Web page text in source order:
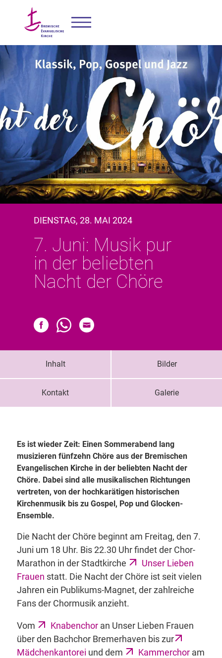
DIENSTAG, 28. MAI 2024
7. Juni: Musik pur
in der beliebten
Nacht der Chöre
Inhalt Bilder
Kontakt Galerie
Es ist wieder Zeit: Einen Sommerabend lang
musizieren fünfzehn Chöre aus der Bremischen
Evangelischen Kirche in der beliebten Nacht der
Chöre. Dabei sind alle musikalischen Richtungen
vertreten, von der hochkarätigen historischen
Kirchenmusik bis zu Gospel, Pop und Glocken-
Ensemble.
Die Nacht der Chöre beginnt am Freitag, den 7.
Juni um 18 Uhr. Bis 22.30 Uhr findet der Chor-
Marathon in der Stadtkirche
Unser Lieben
Frauen statt. Die Nacht der Chöre ist seit vielen
Jahren ein Publikums-Magnet, der zahlreiche
Fans der Chormusik anzieht.
Vom Knabenchoran Unser Lieben Frauen
über den Bachchor Bremerhaven bis zur
Mädchenkantorei und dem Kammerchor am